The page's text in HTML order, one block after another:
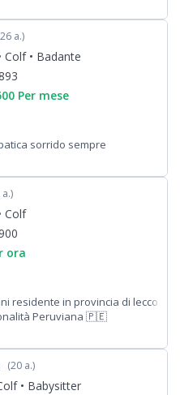
cambio
Sono una ragazza molto
a.)
Colf • Badante
Per mese
sorrido sempre
Colf
ora
residente in provincia di lecco
Peruviana 🇵🇪
(20 a.)
• Babysitter